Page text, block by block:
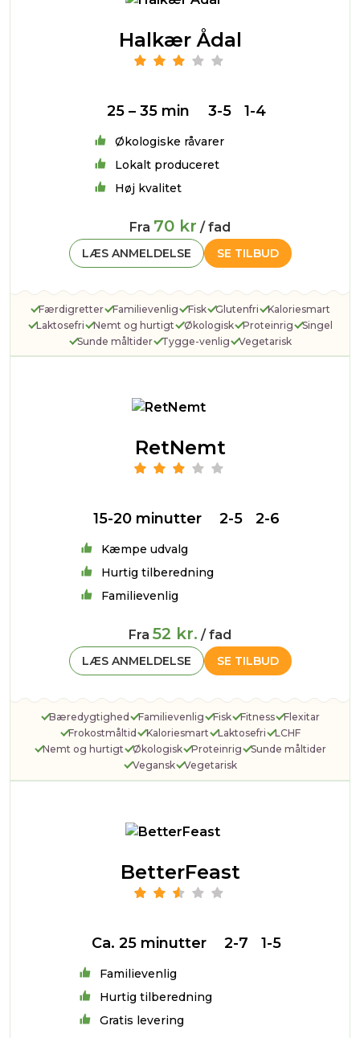
Halkær Ådal
25 – 35 min 3-5 1-4
Økologiske råvarer
Lokalt produceret
Høj kvalitet
Fra 70 kr / fad
SE TILBUD
LÆS ANMELDELSE
Færdigretter Familievenlig Fisk Glutenfri
Kaloriesmart
Laktosefri
Nemt og hurtigt Økologisk Proteinrig
Singel
Sunde måltider
Tygge-venlig Vegetarisk
RetNemt
15-20 minutter 2-5 2-6
Kæmpe udvalg
Hurtig tilberedning
Familievenlig
Fra 52 kr. / fad
SE TILBUD
LÆS ANMELDELSE
Bæredygtighed Familievenlig Fisk Fitness
Flexitar
Frokostmåltid
Kaloriesmart Laktosefri
LCHF
Nemt og hurtigt
Økologisk Proteinrig
Sunde måltider
Vegansk
Vegetarisk
BetterFeast
Ca. 25 minutter 2-7 1-5
Familievenlig
Hurtig tilberedning
Gratis levering